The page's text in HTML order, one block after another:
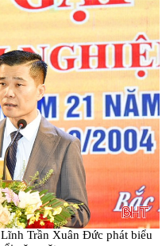
Trần Xuân Đức phát biểu